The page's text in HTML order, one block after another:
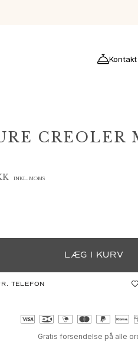
CREOLER
INKL. MOMS
LÆG I KURV
TELEFON
Gratis forsendelse på alle